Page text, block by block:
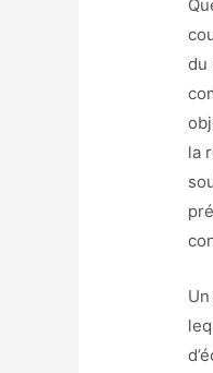
du
la